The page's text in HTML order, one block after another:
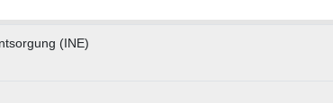
(INE)